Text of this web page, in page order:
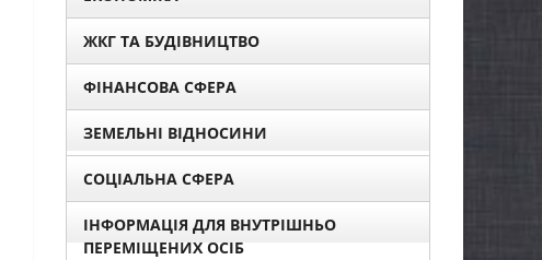
ЖКГ ТА БУДІВНИЦТВО
ФІНАНСОВА СФЕРА
ЗЕМЕЛЬНІ ВІДНОСИНИ
СОЦІАЛЬНА СФЕРА
ІНФОРМАЦІЯ ДЛЯ ВНУТРІШНЬО
ПЕРЕМІЩЕНИХ ОСІБ